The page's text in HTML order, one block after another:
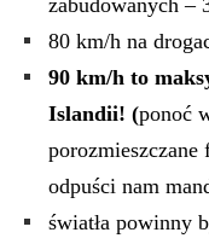
80 km/h na
90 km/h to
Islandii! (ponoć
odpuści nam
światła powinny